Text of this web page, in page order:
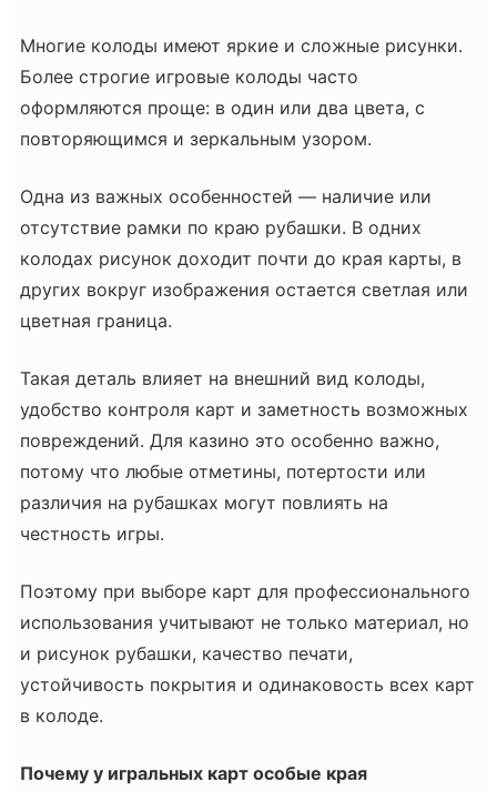
Многие колоды имеют яркие и сложные рисунки.
Более строгие игровые колоды часто
оформляются проще: в один или два цвета, с
повторяющимся и зеркальным узором.
Одна из важных особенностей — наличие или
отсутствие рамки по краю рубашки. В одних
колодах рисунок доходит почти до края карты, в
других вокруг изображения остается светлая или
цветная граница.
Такая деталь влияет на внешний вид колоды,
удобство контроля карт и заметность возможных
повреждений. Для казино это особенно важно,
потому что любые отметины, потертости или
различия на рубашках могут повлиять на
честность игры.
Поэтому при выборе карт для профессионального
использования учитывают не только материал, но
и рисунок рубашки, качество печати,
устойчивость покрытия и одинаковость всех карт
в колоде.
Почему у игральных карт особые края